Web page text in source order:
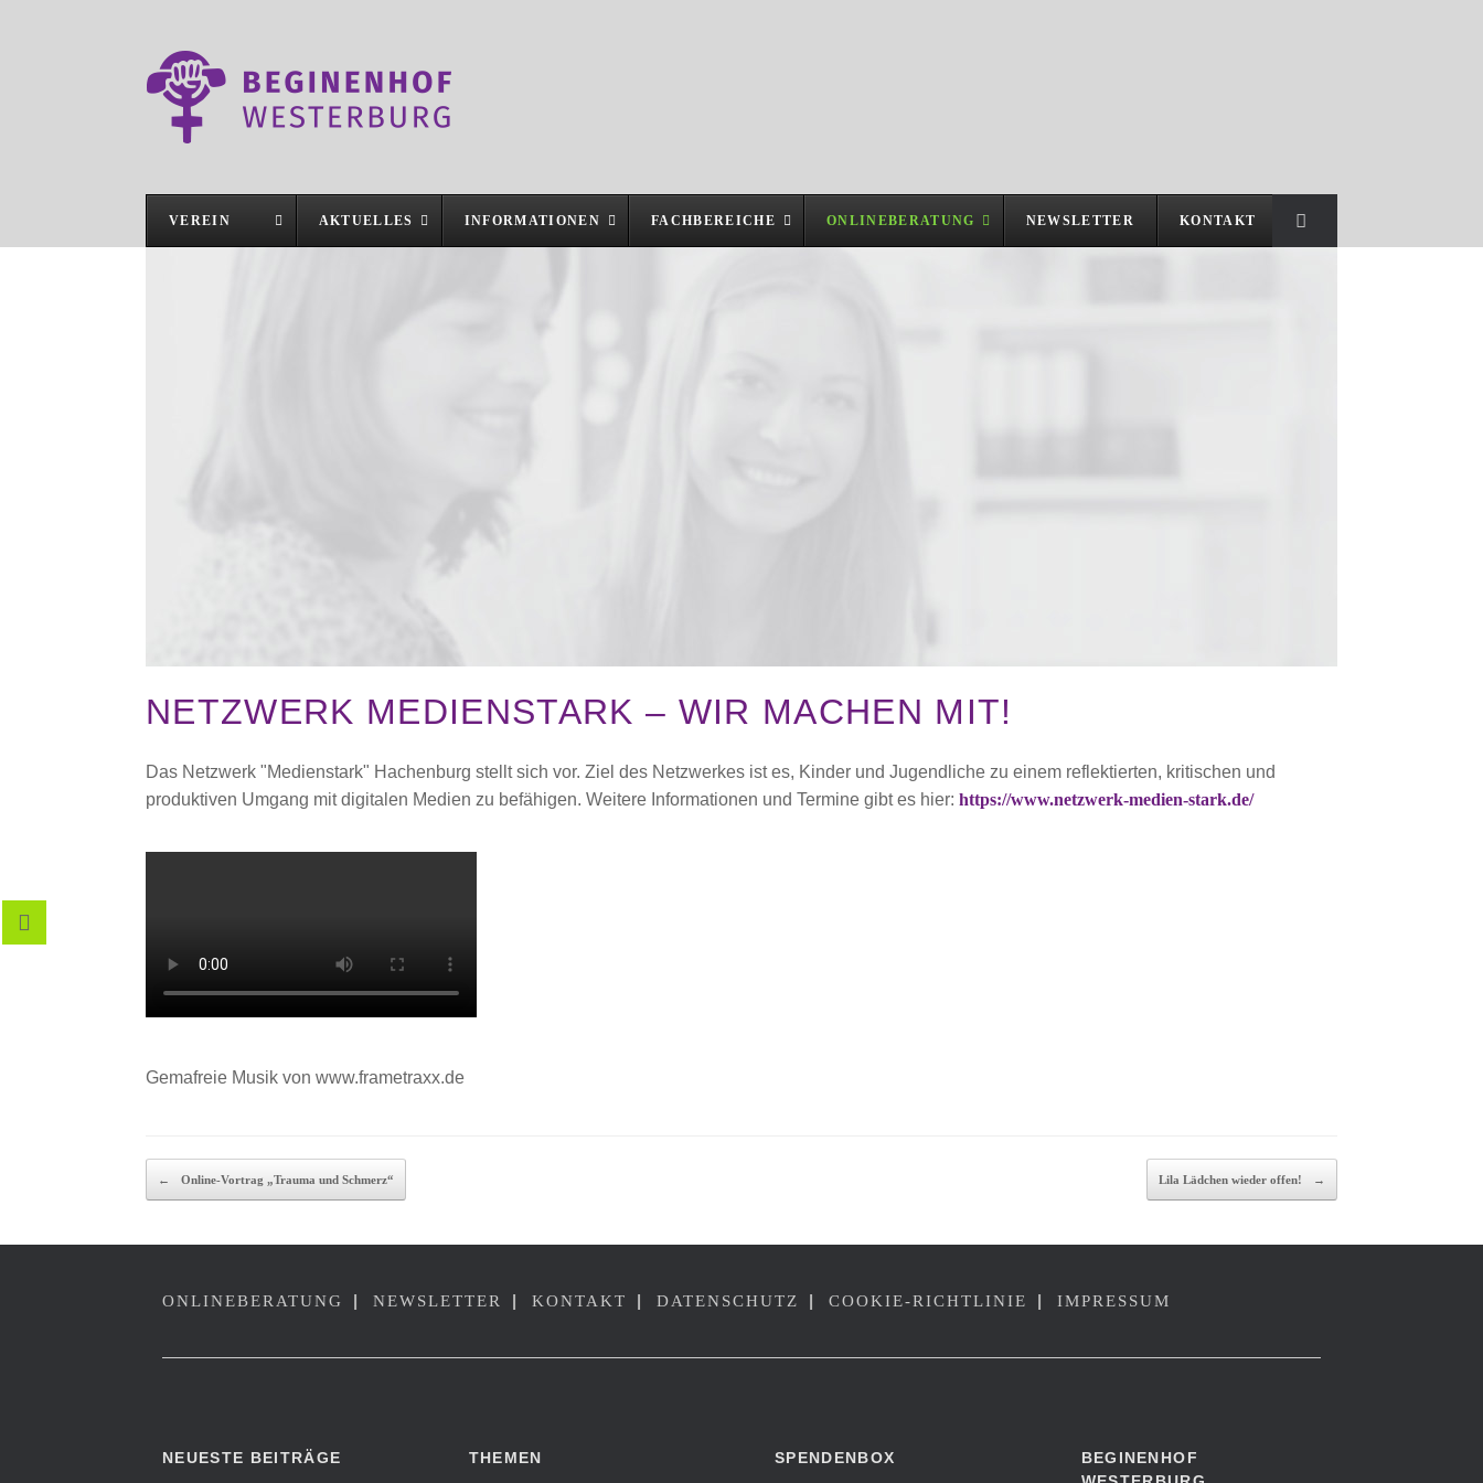
VEREIN AKTUELLES INFORMATIONEN FACHBEREICHE ONLINEBERATUNG NEWSLETTER KONTAKT
NETZWERK MEDIENSTARK – WIR MACHEN MIT!
Das Netzwerk "Medienstark" Hachenburg stellt sich vor. Ziel des Netzwerkes ist es, Kinder und Jugendliche zu einem reflektierten, kritischen und
produktiven Umgang mit digitalen Medien zu befähigen. Weitere Informationen und Termine gibt es hier: https://www.netzwerk-medien-stark.de/
Gemafreie Musik von www.frametraxx.de
BEITRAGSNAVIGATION
← Online-Vortrag „Trauma und Schmerz“ Lila Lädchen wieder offen! →
ONLINEBERATUNG | NEWSLETTER | KONTAKT | DATENSCHUTZ | COOKIE-RICHTLINIE | IMPRESSUM
NEUESTE BEITRÄGE THEMEN SPENDENBOX
BEGINENHOF